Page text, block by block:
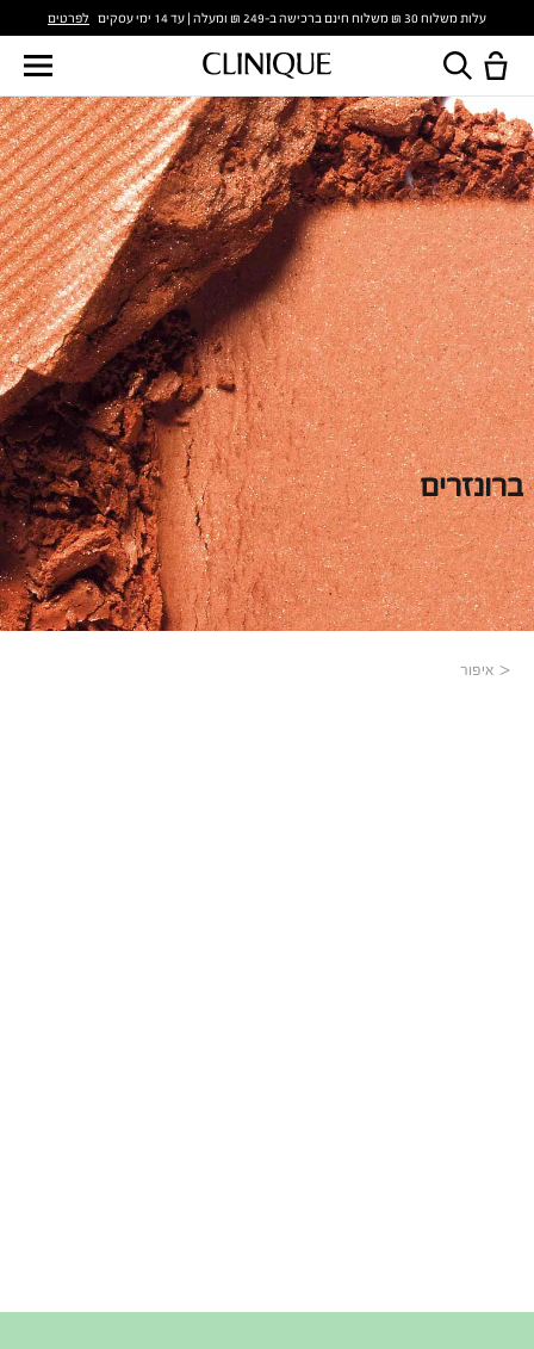
עלות משלוח 30 ₪ משלוח חינם ברכישה ב-249 ₪ ומעלה | עד 14 ימי עסקים לפרטים
ברונזרים
איפור